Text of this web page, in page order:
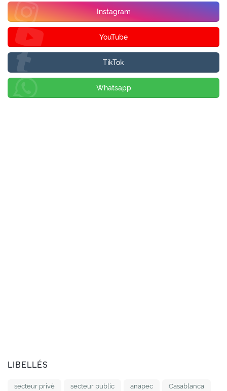
Instagram
YouTube
TikTok
Whatsapp
LIBELLÉS
secteur privé secteur public anapec Casablanca